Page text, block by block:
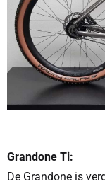
Grandone Ti:
De Grandone is